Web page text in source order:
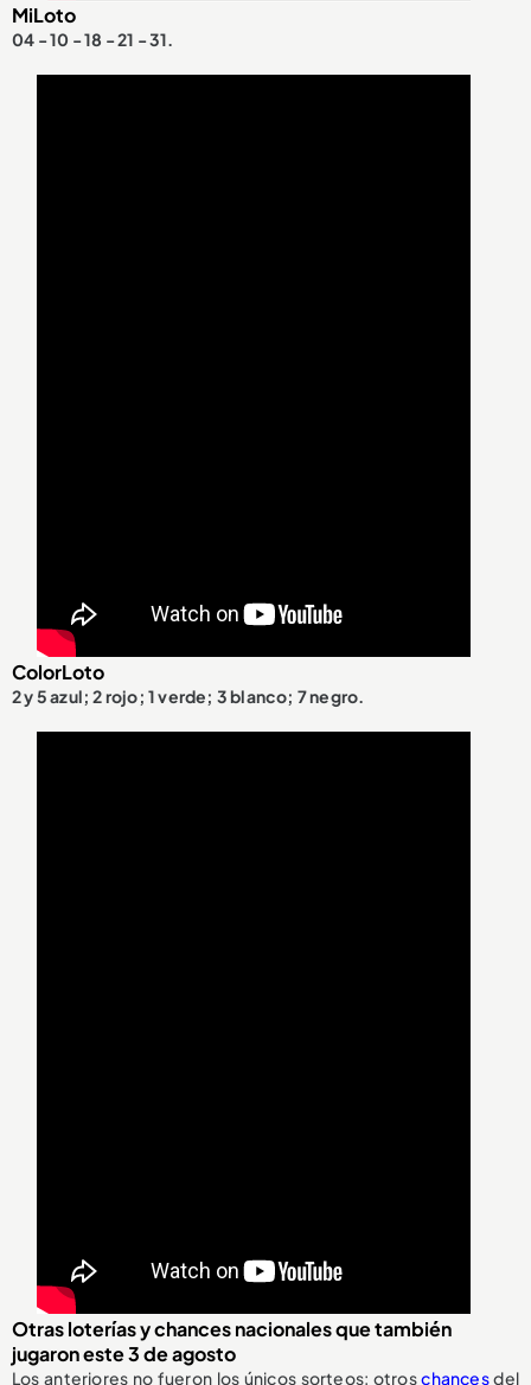
MiLoto
04 - 10 - 18 - 21 - 31.
ColorLoto
2 y 5 azul; 2 rojo; 1 verde; 3 blanco; 7 negro.
Otras loterías y chances nacionales que también
jugaron este 3 de agosto
Los anteriores no fueron los únicos sorteos: otroschancesdel